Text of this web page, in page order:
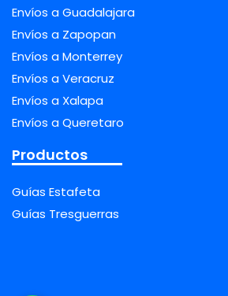
Envíos a Guadalajara
Envíos a Zapopan
Envíos a Monterrey
Envíos a Veracruz
Envíos a Xalapa
Envíos a Queretaro
Productos
Guías Estafeta
Guías Tresguerras